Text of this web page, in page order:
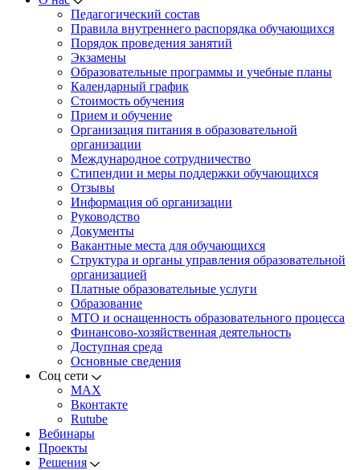
Педагогический состав
Правила внутреннего распорядка обучающихся
Порядок проведения занятий
Экзамены
Образовательные программы и учебные планы
Календарный график
Стоимость обучения
Прием и обучение
Организация питания в образовательной
организации
Международное сотрудничество
Стипендии и меры поддержки обучающихся
Отзывы
Информация об организации
Руководство
Документы
Вакантные места для обучающихся
Структура и органы управления образовательной
организацией
Платные образовательные услуги
Образование
МТО и оснащенность образовательного процесса
Финансово-хозяйственная деятельность
Доступная среда
Основные сведения
Соц сети
MAX
Вконтакте
Rutube
Вебинары
Проекты
Решения